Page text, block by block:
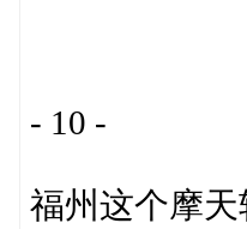
- 10 -
福州这个摩天